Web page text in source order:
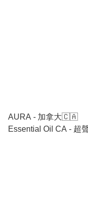
AURA - 加拿大🇨🇦
Essential Oil CA - 超